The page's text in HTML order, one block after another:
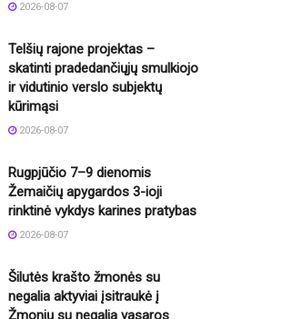
2026-08-07
Telšių rajone projektas –
skatinti pradedančiųjų smulkiojo
ir vidutinio verslo subjektų
kūrimąsi
2026-08-07
Rugpjūčio 7–9 dienomis
Žemaičių apygardos 3-ioji
rinktinė vykdys karines pratybas
2026-08-07
Šilutės krašto žmonės su
negalia aktyviai įsitraukė į
Žmonių su negalia vasaros